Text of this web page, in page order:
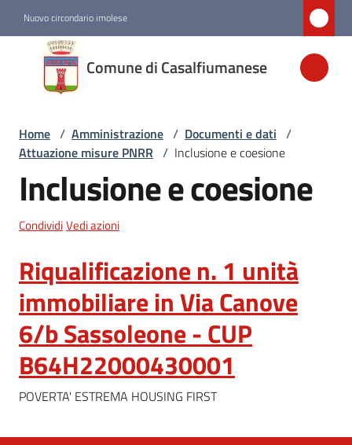
Nuovo circondario imolese
Comune di Casalfiumanese
Comune di
Casalfiumanese
Amministrazione
Menu selezionato
Novità
Vivere
Casalfiumanese
Home / Amministrazione / Documenti e dati /
Attuazione misure PNRR / Inclusione e coesione
Inclusione e coesione
CondividiVedi azioni
Riqualificazione n. 1 unità
immobiliare in Via Canove
6/b Sassoleone - CUP
B64H22000430001
POVERTA' ESTREMA HOUSING FIRST